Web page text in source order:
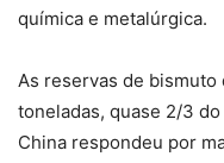
química e metalúrgica.
As reservas de bismuto
toneladas, quase 2/3
China respondeu por